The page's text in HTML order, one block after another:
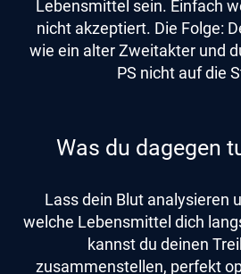
Lebensmittel sein. Einfach
nicht akzeptiert. Die Folge:
wie ein alter Zweitakter und
PS nicht auf die
Was du dagegen
Lass dein Blut analysieren
welche Lebensmittel dich
kannst du deinen
zusammenstellen, perfekt